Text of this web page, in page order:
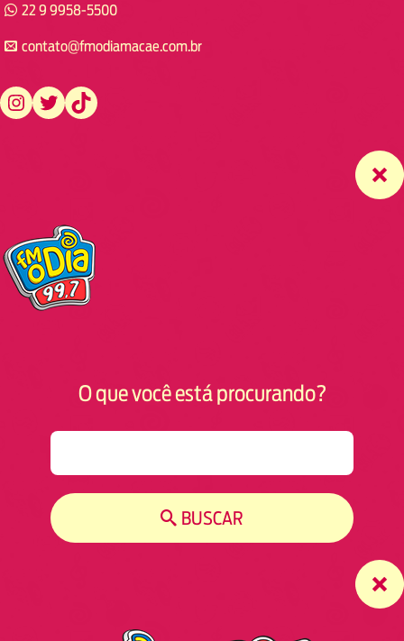
22 9 9958-5500
contato@fmodiamacae.com.br
https://www.instagram.com/fmodia.macae/ https://twitter.com/fmodia.macae/ https://www.tiktok.com/@fmodia.macae
O que você está procurando?
BUSCAR